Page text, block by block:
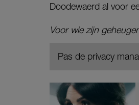
Doodewaerd al voor
Voor wie zijn
Pas de privacy